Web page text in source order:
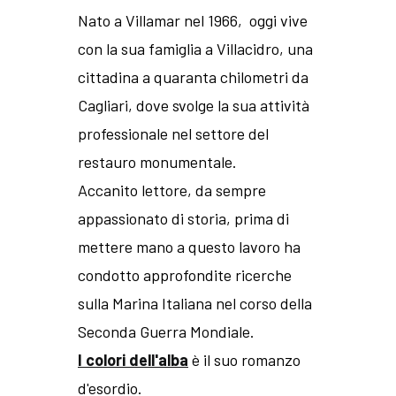
Nato a Villamar nel 1966, oggi vive
con la sua famiglia a Villacidro, una
cittadina a quaranta chilometri da
Cagliari, dove svolge la sua attività
professionale nel settore del
restauro monumentale.
Accanito lettore, da sempre
appassionato di storia, prima di
mettere mano a questo lavoro ha
condotto approfondite ricerche
sulla Marina Italiana nel corso della
Seconda Guerra Mondiale.
I colori dell'alba è il suo romanzo
d'esordio.